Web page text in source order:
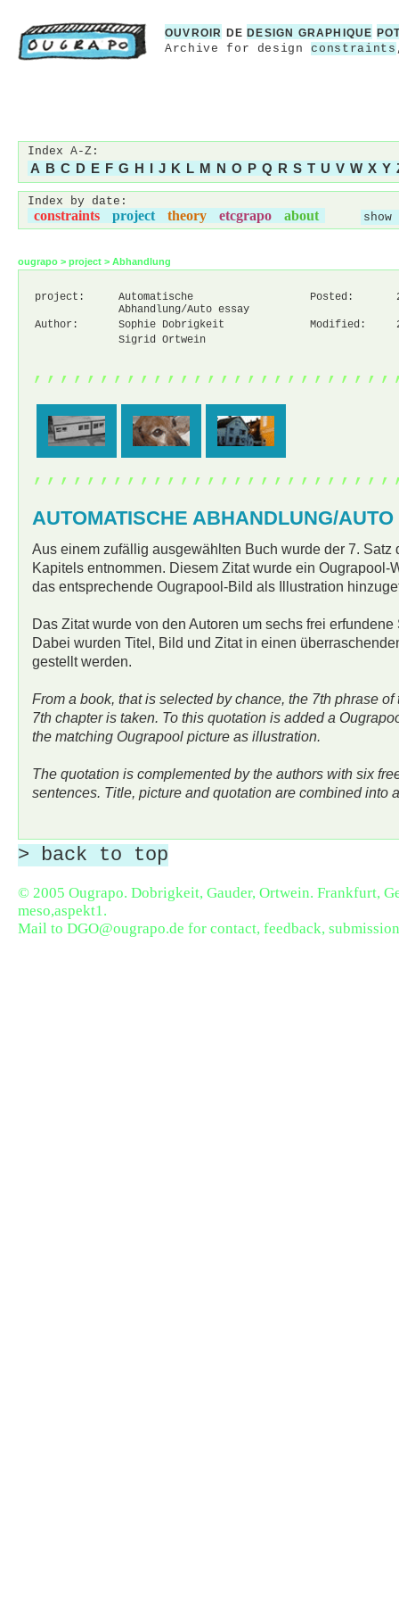
OUVROIR DE DESIGN GRAPHIQUE
Archive for designconstraints
Index A-Z:
A B C D E F G H I J K L M N O P Q R S T U V W X Y
Index by date:
constraints project theory etcgrapo about
ougrapo > project > Abhandlung
project:
Automatische
Abhandlung/Auto essay
Posted:
Author: Sophie Dobrigkeit Modified:
Sigrid Ortwein
AUTOMATISCHE ABHANDLUNG/AUTO
Aus einem zufällig ausgewählten Buch wurde der 7. Satz
Kapitels entnommen. Diesem Zitat wurde ein Ougrapool-
das entsprechende Ougrapool-Bild als Illustration
Das Zitat wurde von den Autoren um sechs frei erfundene
Dabei wurden Titel, Bild und Zitat in einen
gestellt werden.
From a book, that is selected by chance, the 7th phrase of
7th chapter is taken. To this quotation is added a
the matching Ougrapool picture as illustration.
The quotation is complemented by the authors with six
sentences. Title, picture and quotation are combined into
> back to top
© 2005 Ougrapo. Dobrigkeit, Gauder, Ortwein. Frankfurt,
meso,aspekt1.
Mail to DGO@ougrapo.de for contact, feedback,